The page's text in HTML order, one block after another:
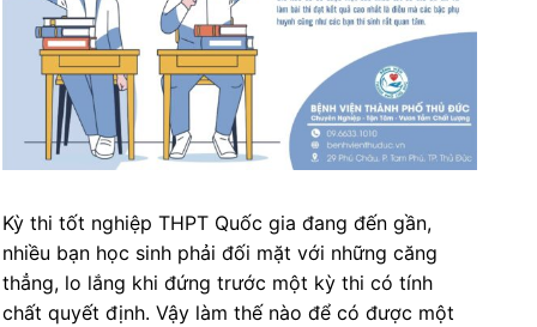
Kỳ thi tốt nghiệp THPT Quốc gia đang đến gần,
nhiều bạn học sinh phải đối mặt với những căng
thẳng, lo lắng khi đứng trước một kỳ thi có tính
chất quyết định. Vậy làm thế nào để có được một